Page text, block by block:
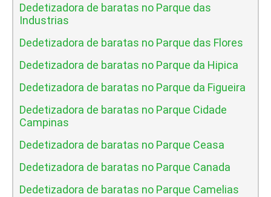
Dedetizadora de baratas no Parque das
Industrias
Dedetizadora de baratas no Parque das Flores
Dedetizadora de baratas no Parque da Hipica
Dedetizadora de baratas no Parque da Figueira
Dedetizadora de baratas no Parque Cidade
Campinas
Dedetizadora de baratas no Parque Ceasa
Dedetizadora de baratas no Parque Canada
Dedetizadora de baratas no Parque Camelias